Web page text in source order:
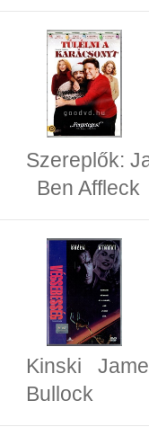
Szereplők:
Ben Affleck
Kinski
Bullock